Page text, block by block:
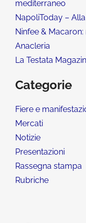
mediterraneo
NapoliToday –
Ninfee & Macaron:
Anacleria
La Testata
Categorie
Fiere e
Mercati
Notizie
Presentazioni
Rassegna stampa
Rubriche